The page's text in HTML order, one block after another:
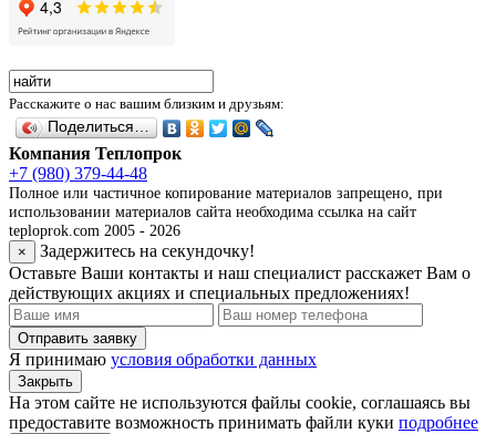
Расскажите о нас вашим близким и друзьям:
Поделиться…
Компания Теплопрок
+7 (980) 379-44-48
Полное или частичное копирование материалов запрещено, при
использовании материалов сайта необходима ссылка на сайт
teploprok.com 2005 - 2026
×
Задержитесь на секундочку!
Оставьте Ваши контакты и наш специалист расскажет Вам о
действующих акциях и специальных предложениях!
Отправить заявку
Я принимаю условия обработки данных
Закрыть
На этом сайте не используются файлы cookie, соглашаясь вы
предоставите возможность принимать файли куки подробнее